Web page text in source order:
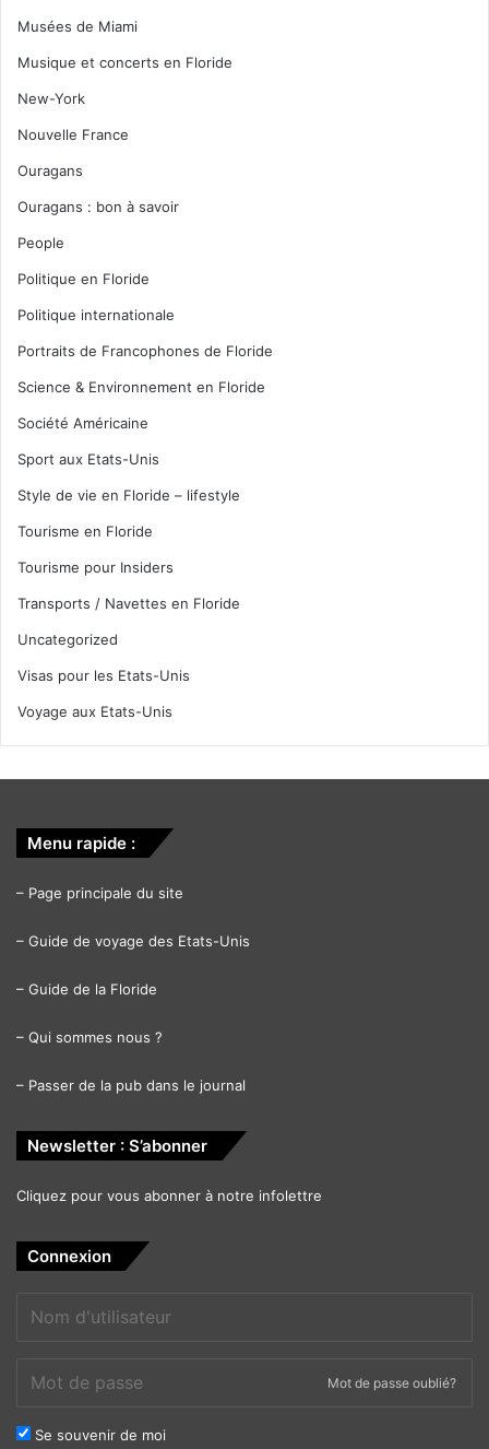
Musées de Miami
Musique et concerts en Floride
New-York
Nouvelle France
Ouragans
Ouragans : bon à savoir
People
Politique en Floride
Politique internationale
Portraits de Francophones de Floride
Science & Environnement en Floride
Société Américaine
Sport aux Etats-Unis
Style de vie en Floride – lifestyle
Tourisme en Floride
Tourisme pour Insiders
Transports / Navettes en Floride
Uncategorized
Visas pour les Etats-Unis
Voyage aux Etats-Unis
Menu rapide :
– Page principale du site
– Guide de voyage des Etats-Unis
– Guide de la Floride
– Qui sommes nous ?
– Passer de la pub dans le journal
Newsletter : S’abonner
Cliquez pour vous abonner à notre infolettre
Connexion
Mot de passe oublié?
Se souvenir de moi